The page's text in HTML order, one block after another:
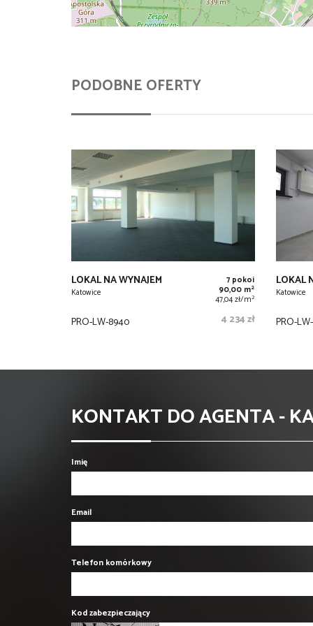
PODOBNE OFERTY
LOKAL NA WYNAJEM
Katowice
7 pokoi
90,00 m2
47,04 zł/m2
PRO-LW-8940 4 234 zł
LOKAL
Katowice
PRO-LW-
KONTAKT DO AGENTA -
Imię
Email
Telefon komórkowy
Kod zabezpieczający